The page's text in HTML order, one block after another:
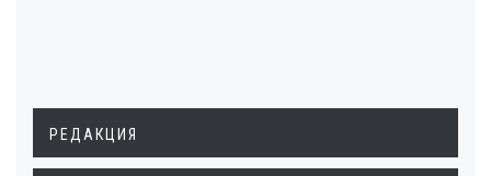
РЕДАКЦИЯ